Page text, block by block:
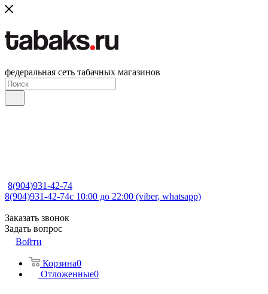
федеральная сеть табачных магазинов
8(904)931-42-74
8(904)931-42-74с 10:00 до 22:00 (viber, whatsapp)
Заказать звонок
Задать вопрос
Войти
Корзина0
Отложенные0